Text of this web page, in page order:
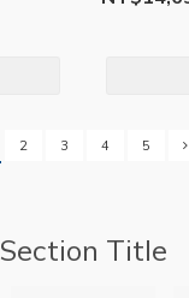
TMR028
2 3 4 5
Section Title